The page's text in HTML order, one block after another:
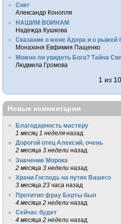
Снег
Александр Конопля
НАШИМ ВОИНАМ
Надежда Кушкова
Сказание о жене Адера и о рыжей
Монахиня Евфимия Пащенко
Можно ли увидеть Бога? Тайна
Людмила Громова
1 из 10
Новые комментарии
Благодарность мастеру
1 месяц 1 неделя назад
Дорогой отец Алексий, очень
2 месяца 3 недели назад
Значение Морока
2 месяца 3 недели назад
Храни Господь на путях Вашего
3 месяца 23 часа назад
Протитип фрау Берты был
4 месяца 2 недели назад
Сейчас будет
4 месяца 2 недели назад